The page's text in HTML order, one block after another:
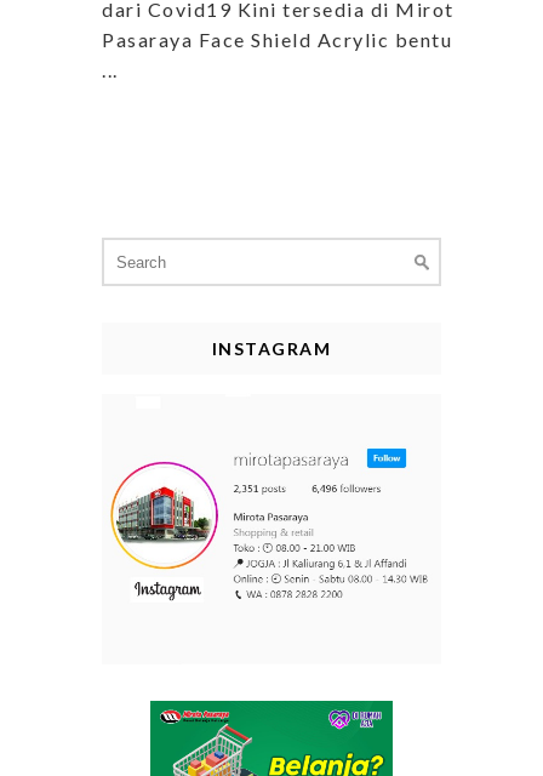
dari Covid19 Kini tersedia di Mirota
Pasaraya Face Shield Acrylic bentuk
...
for:
INSTAGRAM